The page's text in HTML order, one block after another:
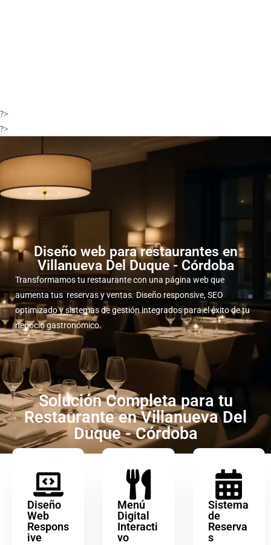
?>
?>
Diseño web para restaurantes en
Villanueva Del Duque - Córdoba
Transformamos tu restaurante con una página web que
aumenta tus reservas y ventas. Diseño responsive, SEO
optimizado y sistemas de gestión integrados para el éxito de tu
negocio gastronómico.
Solución Completa para tu
Restaurante en Villanueva Del
Duque - Córdoba
Diseño
Web
Respons
ive
Menú
Digital
Interacti
vo
Sistema
de
Reserva
s